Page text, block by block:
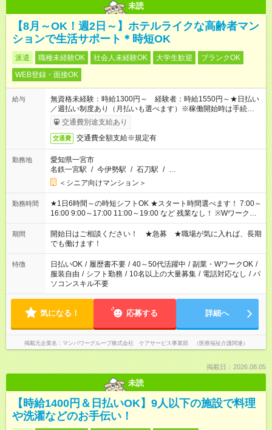
未読
【8月～OK！週2日～】ホテルライクな高齢者マン
ションで生活サポート＊時短OK
派遣 職種未経験OK 社会人未経験OK 大学生歓迎
ブランクOK
WEB登録・面接OK
給与
無資格未経験：時給1300円～ 経験者：時給1550円～★日払い
／週払い制度あり（月払いも選べます）※稼働開始時は手続き完
了次第のお支払いとなります。
交通費別途支給あり
交通費 交通費全額支給※規定有
勤務地
愛知県一宮市
名鉄一宮駅 / 今伊勢駅 / 石刀駅 / …
＜シニア向けマンション＞
勤務時間
★1日6時間～の時短シフトOK ★スタート時間選べます！ 7:00～
16:00 9:00～17:00 11:00～19:00 など 残業なし！ ※Wワークの
場合、他のお仕事と合わせ週40時間超の就業はご案内できませ
ん ※法令に基づき、週20時間以上勤務は社会保険への加入対象
となります ※労働者派遣法（日雇い派遣の原則禁止）により、
短時間・短期間の就業はご案内が難しい場合があります
期間
開始日はご相談ください！ ★急募 ★職場が気に入れば、長期
でも働けます！
特徴 日払いOK / 履歴書不要 / 40～50代活躍中 / 副業・WワークOK /
服装自由 / シフト勤務 / 10名以上の大量募集 / 電話対応なし / パ
ソコンスキル不要
気になる！ 応募する 詳細へ
掲載元企業名 マンパワーグループ株式会社 ケアサービス事業部 （医療福祉介護関連）
掲載日：2026.08.05
未読
【時給1400円＆日払いOK】9人以下の施設で料理
や洗濯などのお手伝い！